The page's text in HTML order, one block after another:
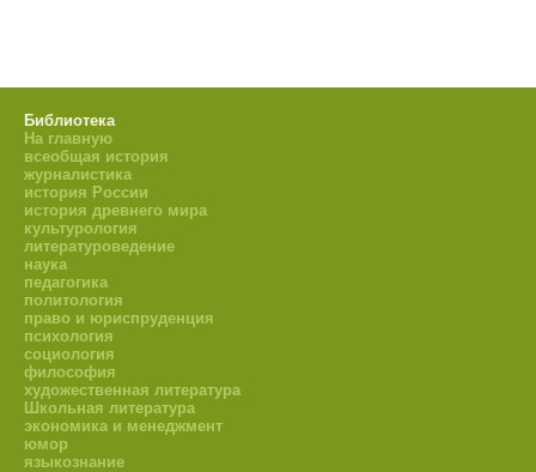
Библиотека
На главную
всеобщая история
журналистика
история России
история древнего мира
культурология
литературоведение
наука
педагогика
политология
право и юриспруденция
психология
социология
философия
художественная литература
Школьная литература
экономика и менеджмент
юмор
языкознание